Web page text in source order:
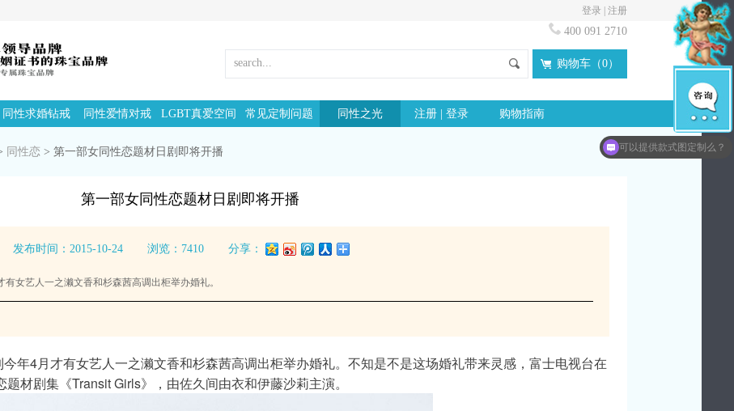
登录 注册
400 091 2710
购物车（0）
同性求婚钻戒 同性爱情对戒 LGBT真爱空间 常见定制问题 同性之光 注册 | 登录 购物指南
同性恋 > 第一部女同性恋题材日剧即将开播
第一部女同性恋题材日剧即将开播
发布时间：2015-10-24 浏览：7410 分享：
女艺人一之濑文香和杉森茜高调出柜举办婚礼。
年4月才有女艺人一之濑文香和杉森茜高调出柜举办婚礼。不知是不是这场婚礼带来灵感，富士电视台在
材剧集《Transit Girls》，由佐久间由衣和伊藤沙莉主演。
常见的定制问题有哪些？